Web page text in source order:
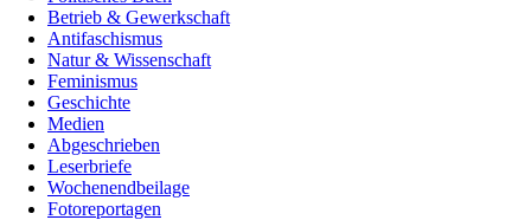
Betrieb & Gewerkschaft
Antifaschismus
Natur & Wissenschaft
Feminismus
Geschichte
Medien
Abgeschrieben
Leserbriefe
Wochenendbeilage
Fotoreportagen